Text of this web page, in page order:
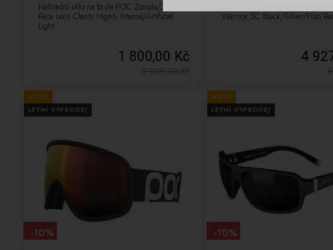
Náhradní sklo na brýle POC Zonula/Zonula
Race Lens Clarity Highly Intense/Artificial
Light
1 800,00 Kč
2 000,00Kč
Warrior SC Black/Silver/Fluo
4
NOVÉ
LETNÍ VÝPRODEJ
-10%
NOVÉ
LETNÍ VÝPRODEJ
-10%